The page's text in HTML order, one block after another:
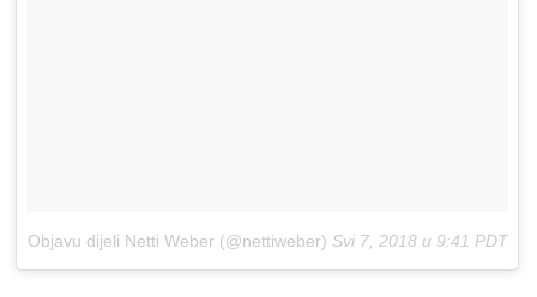
Objavu dijeli Netti Weber (@nettiweber) Svi 7, 2018 u 9:41 PDT